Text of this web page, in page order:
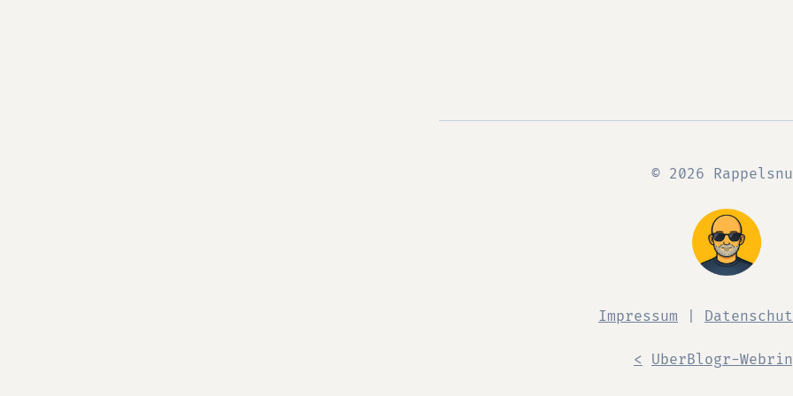
© 2026
Impressum
< UberBlogr-